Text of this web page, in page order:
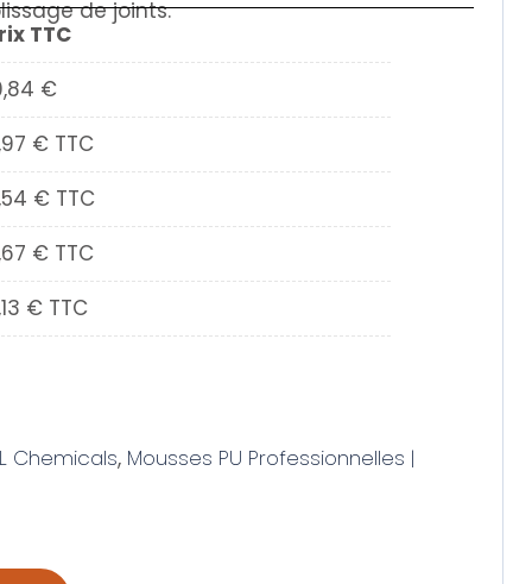
de joints.
TTC
€
€ TTC
€ TTC
€ TTC
€ TTC
Chemicals, Mousses PU Professionnelles |